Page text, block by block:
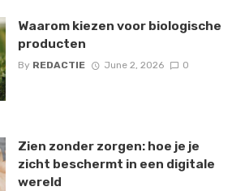
Waarom kiezen voor biologische
producten
By REDACTIE June 2, 2026 0
Zien zonder zorgen: hoe je je
zicht beschermt in een digitale
wereld